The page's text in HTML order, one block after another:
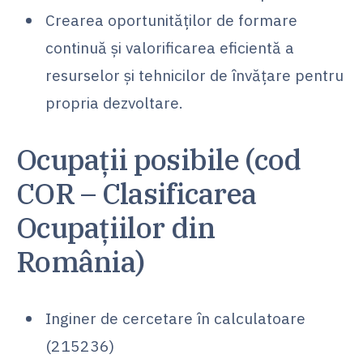
Crearea oportunităților de formare
continuă și valorificarea eficientă a
resurselor și tehnicilor de învățare pentru
propria dezvoltare.
Ocupații posibile (cod
COR – Clasificarea
Ocupațiilor din
România)
Inginer de cercetare în calculatoare
(215236)